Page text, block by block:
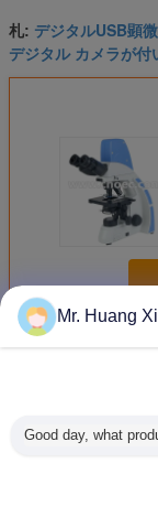
札: デジタルUSB顕
デジタル カメラが
多くデジタル光学
Mr. Huang
Good day, what